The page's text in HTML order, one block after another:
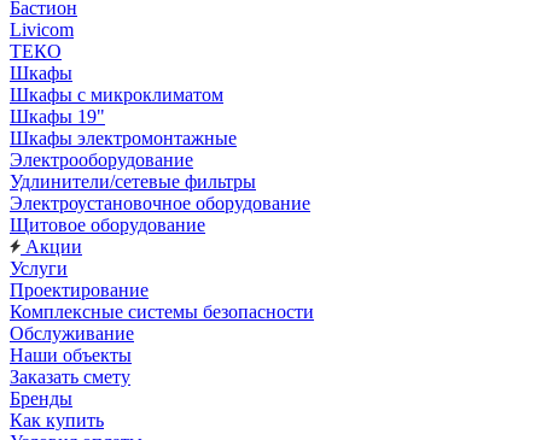
Бастион
Livicom
ТЕКО
Шкафы
Шкафы с микроклиматом
Шкафы 19"
Шкафы электромонтажные
Электрооборудование
Удлинители/сетевые фильтры
Электроустановочное оборудование
Щитовое оборудование
Акции
Услуги
Проектирование
Комплексные системы безопасности
Обслуживание
Наши объекты
Заказать смету
Бренды
Как купить